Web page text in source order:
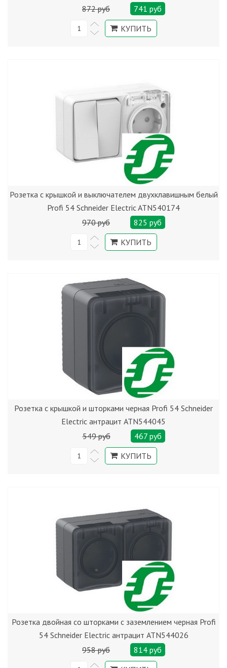
872 руб
741 руб
Розетка с крышкой и выключателем двухклавишным белый
Profi 54 Schneider Electric ATN540174
970 руб
825 руб
Розетка с крышкой и шторками черная Profi 54 Schneider
Electric антрацит ATN544045
549 руб
467 руб
Розетка двойная со шторками с заземлением черная Profi
54 Schneider Electric антрацит ATN544026
958 руб
814 руб